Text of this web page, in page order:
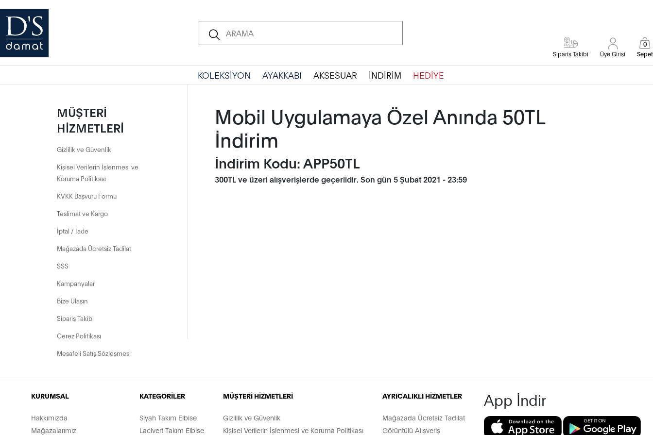
Sipariş Takibi Üye Girişi Sepet
0
KOLEKSİYON AYAKKABI AKSESUAR İNDİRİM HEDİYE
MÜŞTERİ
HİZMETLERİ
Gizlilik ve Güvenlik
Kişisel Verilerin İşlenmesi ve
Koruma Politikası
KVKK Başvuru Formu
Teslimat ve Kargo
İptal / İade
Mağazada Ücretsiz Tadilat
SSS
Kampanyalar
Bize Ulaşın
Sipariş Takibi
Çerez Politikası
Mesafeli Satış Sözleşmesi
Mobil Uygulamaya Özel Anında 50TL
İndirim
İndirim Kodu: APP50TL
300TL ve üzeri alışverişlerde geçerlidir. Son gün 5 Şubat 2021 - 23:59
KURUMSAL
Hakkımızda
Mağazalarımız
KATEGORİLER
Siyah Takım Elbise
Lacivert Takım Elbise
MÜŞTERİ HİZMETLERİ
Gizlilik ve Güvenlik
Kişisel Verilerin İşlenmesi ve Koruma Politikası
AYRICALIKLI HİZMETLER
Mağazada Ücretsiz Tadilat
Görüntülü Alışveriş
App İndir